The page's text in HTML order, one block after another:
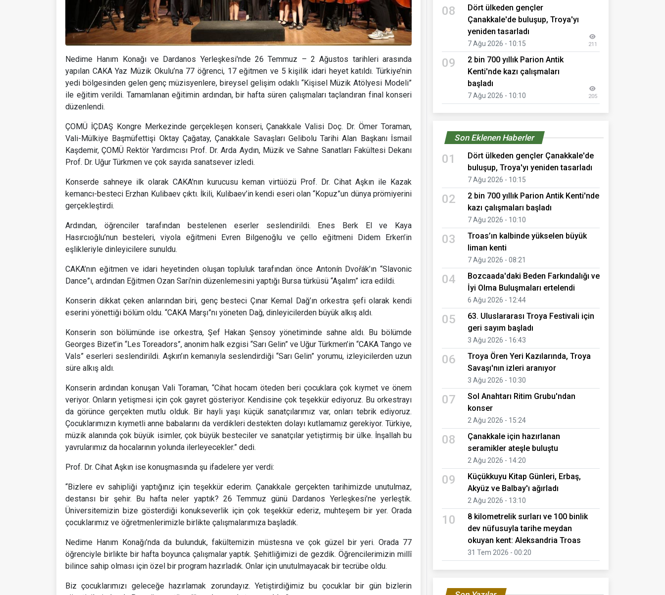
Nedime Hanım Konağı ve Dardanos Yerleşkesi'nde 26 Temmuz – 2 Ağustos tarihleri arasında
yapılan CAKA Yaz Müzik Okulu’na 77 öğrenci, 17 eğitmen ve 5 kişilik idari heyet katıldı. Türkiye’nin
yedi bölgesinden gelen genç müzisyenlere, bireysel gelişim odaklı “Kişisel Müzik Atölyesi Modeli”
ile eğitim verildi. Tamamlanan eğitimin ardından, bir hafta süren çalışmaları taçlandıran final konseri
düzenlendi.
ÇOMÜ İÇDAŞ Kongre Merkezinde gerçekleşen konseri, Çanakkale Valisi Doç. Dr. Ömer Toraman,
Vali-Mülkiye Başmüfettişi Oktay Çağatay, Çanakkale Savaşları Gelibolu Tarihi Alan Başkanı İsmail
Kaşdemir, ÇOMÜ Rektör Yardımcısı Prof. Dr. Arda Aydın, Müzik ve Sahne Sanatları Fakültesi Dekanı
Prof. Dr. Uğur Türkmen ve çok sayıda sanatsever izledi.
Konserde sahneye ilk olarak CAKA'nın kurucusu keman virtüözü Prof. Dr. Cihat Aşkın ile Kazak
kemancı-besteci Erzhan Kulibaev çıktı. İkili, Kulibaev’in kendi eseri olan “Kopuz”un dünya prömiyerini
gerçekleştirdi.
Ardından, öğrenciler tarafından bestelenen eserler seslendirildi. Enes Berk El ve Kaya
Hasırcıoğlu’nun besteleri, viyola eğitmeni Evren Bilgenoğlu ve çello eğitmeni Didem Erken’in
eşlikleriyle dinleyicilere sunuldu.
CAKA’nın eğitmen ve idari heyetinden oluşan topluluk tarafından önce Antonín Dvořák’ın “Slavonic
Dance”ı, ardından Eğitmen Ozan Sari’nin düzenlemesini yaptığı Bursa türküsü “Aşalım” icra edildi.
Konserin dikkat çeken anlarından biri, genç besteci Çınar Kemal Dağ’ın orkestra şefi olarak kendi
eserini yönettiği bölüm oldu. “CAKA Marşı”nı yöneten Dağ, dinleyicilerden büyük alkış aldı.
Konserin son bölümünde ise orkestra, Şef Hakan Şensoy yönetiminde sahne aldı. Bu bölümde
Georges Bizet’in “Les Toreadors”, anonim halk ezgisi “Sarı Gelin” ve Uğur Türkmen’in “CAKA Tango ve
Vals” eserleri seslendirildi. Aşkın’ın kemanıyla seslendirdiği “Sarı Gelin” yorumu, izleyicilerden uzun
süre alkış aldı.
Konserin ardından konuşan Vali Toraman, “Cihat hocam öteden beri çocuklara çok kıymet ve önem
veriyor. Onların yetişmesi için çok gayret gösteriyor. Kendisine çok teşekkür ediyoruz. Bu orkestrayı
da görünce gerçekten mutlu olduk. Bir hayli yaşı küçük sanatçılarımız var, onları tebrik ediyoruz.
Çocuklarımızın kıymetli anne babalarını da verdikleri destekten dolayı kutlamamız gerekiyor. Türkiye,
müzik alanında çok büyük isimler, çok büyük besteciler ve sanatçılar yetiştirmiş bir ülke. İnşallah bu
yavrularımız da hocalarının yolunda ilerleyecekler.” dedi.
Prof. Dr. Cihat Aşkın ise konuşmasında şu ifadelere yer verdi:
“Bizlere ev sahipliği yaptığınız için teşekkür ederim. Çanakkale gerçekten tarihimizde unutulmaz,
destansı bir şehir. Bu hafta neler yaptık? 26 Temmuz günü Dardanos Yerleşkesi’ne yerleştik.
Üniversitemizin bize gösterdiği konukseverlik için çok teşekkür ederiz, muhteşem bir yer. Orada
çocuklarımız ve öğretmenlerimizle birlikte çalışmalarımıza başladık.
Nedime Hanım Konağı’nda da bulunduk, fakültemizin müstesna ve çok güzel bir yeri. Orada 77
öğrenciyle birlikte bir hafta boyunca çalışmalar yaptık. Şehitliğimizi de gezdik. Öğrencilerimizin millî
bilince sahip olması için özel bir program hazırladık. Onlar için unutulmayacak bir tecrübe oldu.
Biz çocuklarımızı geleceğe hazırlamak zorundayız. Yetiştirdiğimiz bu çocuklar bir gün bizlerin
08
Dört ülkeden gençler
Çanakkale'de buluşup, Troya'yı
yeniden tasarladı
7 Ağu 2026 - 10:15 211
09
2 bin 700 yıllık Parion Antik
Kenti'nde kazı çalışmaları
başladı
7 Ağu 2026 - 10:10 205
Son Eklenen Haberler
01
Dört ülkeden gençler Çanakkale'de
buluşup, Troya'yı yeniden tasarladı
7 Ağu 2026 - 10:15
02
2 bin 700 yıllık Parion Antik Kenti'nde
kazı çalışmaları başladı
7 Ağu 2026 - 10:10
03
Troas’ın kalbinde yükselen büyük
liman kenti
7 Ağu 2026 - 08:21
04
Bozcaada'daki Beden Farkındalığı ve
İyi Olma Buluşmaları ertelendi
6 Ağu 2026 - 12:44
05
63. Uluslararası Troya Festivali için
geri sayım başladı
3 Ağu 2026 - 16:43
06
Troya Ören Yeri Kazılarında, Troya
Savaşı'nın izleri aranıyor
3 Ağu 2026 - 10:30
07
Sol Anahtarı Ritim Grubu'ndan
konser
2 Ağu 2026 - 15:24
08
Çanakkale için hazırlanan
seramikler ateşle buluştu
2 Ağu 2026 - 14:20
09
Küçükkuyu Kitap Günleri, Erbaş,
Akyüz ve Balbay'ı ağırladı
2 Ağu 2026 - 13:10
10
8 kilometrelik surları ve 100 binlik
dev nüfusuyla tarihe meydan
okuyan kent: Aleksandria Troas
31 Tem 2026 - 00:20